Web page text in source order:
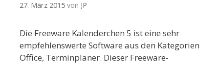
27. März 2015 von JP
Die Freeware Kalenderchen 5 ist eine sehr
empfehlenswerte Software aus den Kategorien
Office, Terminplaner. Dieser Freeware-